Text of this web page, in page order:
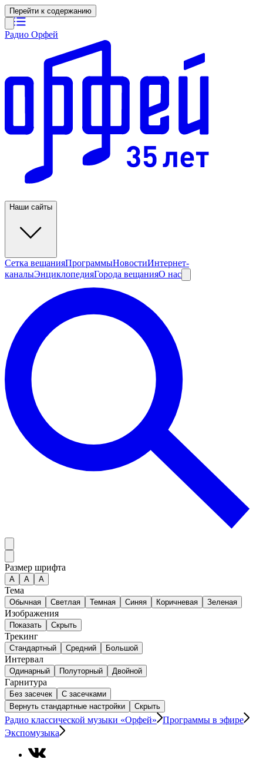
Перейти к содержанию
Радио Орфей
Наши сайты
Сетка вещанияПрограммыНовостиИнтернет-
каналыЭнциклопедияГорода вещанияО нас
Размер шрифта
А A A
Тема
Обычная Светлая Темная Синяя Коричневая Зеленая
Изображения
Показать Скрыть
Трекинг
Стандартный Средний Большой
Интервал
Одинарный Полуторный Двойной
Гарнитура
Без засечек
С засечками
Вернуть стандартные настройки
Скрыть
Радио классической музыки «Орфей»
Программы в эфире
Экспомузыка